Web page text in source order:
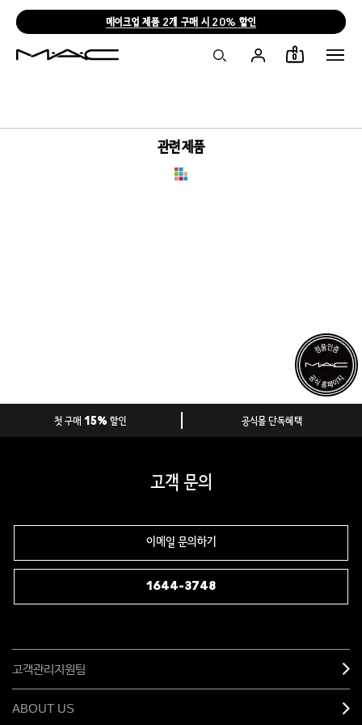
메이크업 제품 2개 구매 시 20% 할인
0
관련 제품
첫 구매 15% 할인 공식몰 단독혜택
고객 문의
이메일 문의하기
1644-3748
고객관리지원팀
ABOUT US